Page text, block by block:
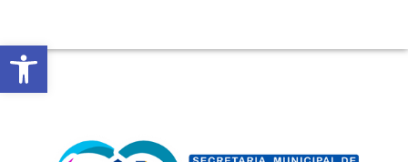
Abrir a barra de ferramentas